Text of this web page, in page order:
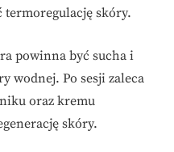
termoregulację skóry.
powinna być sucha i
wodnej. Po sesji zaleca
oraz kremu
skóry.